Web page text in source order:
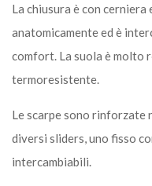
La chiusura è con
anatomicamente ed è
comfort. La suola è molto
termoresistente.
Le scarpe sono rinforzate
diversi sliders, uno fisso
intercambiabili.